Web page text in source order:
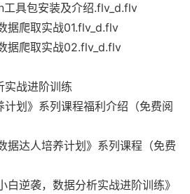
工具包安装及介绍.flv_d.flv
据爬取实战01.flv_d.flv
据爬取实战02.flv_d.flv
实战进阶训练
计划》系列课程福利介绍（免费阅
据达人培养计划》系列课程（免费
逆袭，数据分析实战进阶训练》